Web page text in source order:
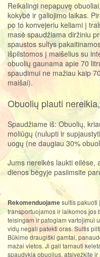
Reikalingi nepapuvę
kokybė ir galiojimo laikas.
po to konvejeriu keliami į
masė spaudžiama diržiniu
spaustos sultys
išpilstomos į maišelius su
obuolių gaunama apie 70
spaudimui ne mažiau kaip
maišai).
Obuolių plauti
Spaudžiame iš: Obuolių,
moliūgų (nulupti ir
uogų (ne daugiau 30%
Jums nereikės laukti eilėse,
dienos bėgyje pasiimsite
Rekomenduojamesultis pakuoti
transportuojamos ir laikomos jos
teisingam ir patogiam vartojimui
vidų negali patekti oras. Sultis
Būkime draugiški gamtai,
mažai vietos. Ji gali tarnauti
spaudyklą obuolius, atsivežkite ir